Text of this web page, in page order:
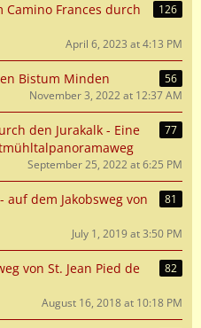
Camino Frances durch
126
April 6, 2023 at 4:13 PM
Bistum Minden
56
November 3, 2022 at 12:37 AM
den Jurakalk - Eine
77
September 25, 2022 at 6:25 PM
auf dem Jakobsweg von
81
July 1, 2019 at 3:50 PM
von St. Jean Pied de
82
August 16, 2018 at 10:18 PM